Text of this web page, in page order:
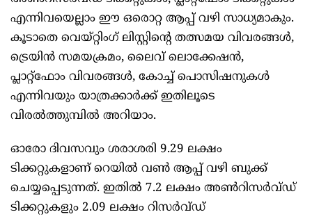
എന്നിവയെല്ലാം ഈ ഒരൊറ്റ ആപ്പ് വഴി സാധ്യമാകും.
കൂടാതെ വെയ്റ്റിംഗ് ലിസ്റ്റിന്റെ തത്സമയ വിവരങ്ങൾ,
ട്രെയിൻ സമയക്രമം, ലൈവ് ലൊക്കേഷൻ,
പ്ലാറ്റ്‌ഫോം വിവരങ്ങൾ, കോച്ച് പൊസിഷനുകൾ
എന്നിവയും യാത്രക്കാർക്ക് ഇതിലൂടെ
വിരൽത്തുമ്പിൽ അറിയാം.
ഓരോ ദിവസവും ശരാശരി 9.29 ലക്ഷം
ടിക്കറ്റുകളാണ് റെയിൽ വൺ ആപ്പ് വഴി ബുക്ക്
ചെയ്യപ്പെടുന്നത്. ഇതിൽ 7.2 ലക്ഷം അൺറിസർവ്ഡ്
ടിക്കറ്റുകളും 2.09 ലക്ഷം റിസർവ്ഡ്